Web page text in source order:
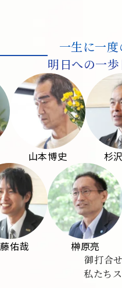
一生に一度
明日への一歩
山本博史 杉
佑哉 榊󠄀原亮
御打合
私たち